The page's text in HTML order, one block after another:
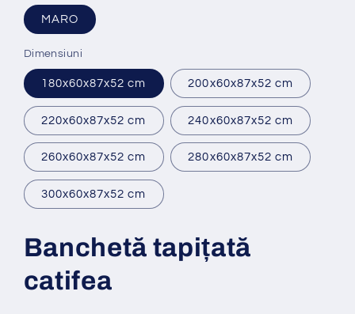
MARO
Dimensiuni
180x60x87x52 cm 200x60x87x52 cm
220x60x87x52 cm 240x60x87x52 cm
260x60x87x52 cm 280x60x87x52 cm
300x60x87x52 cm
Banchetă tapițată
catifea